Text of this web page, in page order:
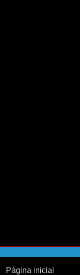
Página inicial